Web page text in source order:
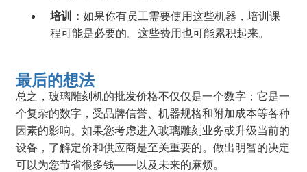
培训：如果你有员工需要使用这些机器，培训课
程可能是必要的。这些费用也可能累积起来。
最后的想法
总之，玻璃雕刻机的批发价格不仅仅是一个数字；它是一
个复杂的数字，受品牌信誉、机器规格和附加成本等各种
因素的影响。如果您考虑进入玻璃雕刻业务或升级当前的
设备，了解定价和供应商是至关重要的。做出明智的决定
可以为您节省很多钱——以及未来的麻烦。